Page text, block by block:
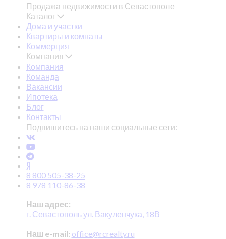
Продажа недвижимости в Севастополе
Каталог
Дома и участки
Квартиры и комнаты
Коммерция
Компания
Компания
Команда
Вакансии
Ипотека
Блог
Контакты
Подпишитесь на наши социальные сети:
8 800 505-38-25
8 978 110-86-38
Наш адрес:
г. Севастополь ул. Вакуленчука, 18В
Наш e-mail: office@rcrealty.ru